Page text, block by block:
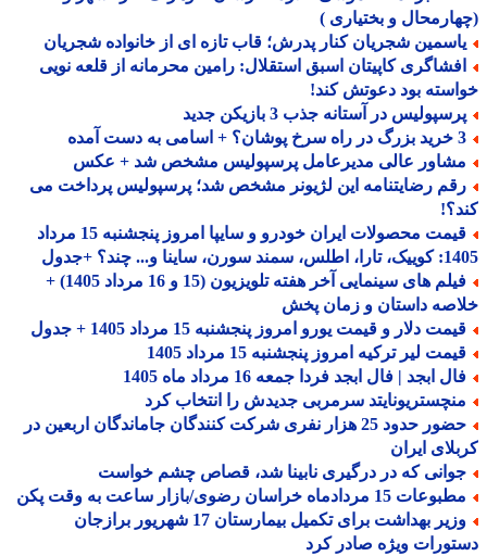
و بختیاری )
شجریان کنار پدرش؛ قاب تازه ای از خانواده شجریان
کاپیتان اسبق استقلال: رامین محرمانه از قلعه نویی
بود دعوتش کند!
در آستانه جذب 3 بازیکن جدید
عالی مدیرعامل پرسپولیس مشخص شد + عکس
رضایتنامه این لژیونر مشخص شد؛ پرسپولیس پرداخت می
قیمت محصولات ایران خودرو و سایپا امروز پنجشنبه 15 مرداد
ساینا و... چند؟ +جدول
فیلم های سینمایی آخر هفته تلویزیون (15 و 16 مرداد 1405) +
داستان و زمان پخش
دلار و قیمت یورو امروز پنجشنبه 15 مرداد 1405 + جدول
لیر ترکیه امروز پنجشنبه 15 مرداد 1405
ابجد | فال ابجد فردا جمعه 16 مرداد ماه 1405
سرمربی جدیدش را انتخاب کرد
حضور حدود 25 هزار نفری شرکت کنندگان جاماندگان اربعین در
ایران
که در درگیری نابینا شد، قصاص چشم خواست
15 مردادماه خراسان رضوی/بازار ساعت به وقت پکن
وزیر بهداشت برای تکمیل بیمارستان 17 شهریور برازجان
ویژه صادر کرد